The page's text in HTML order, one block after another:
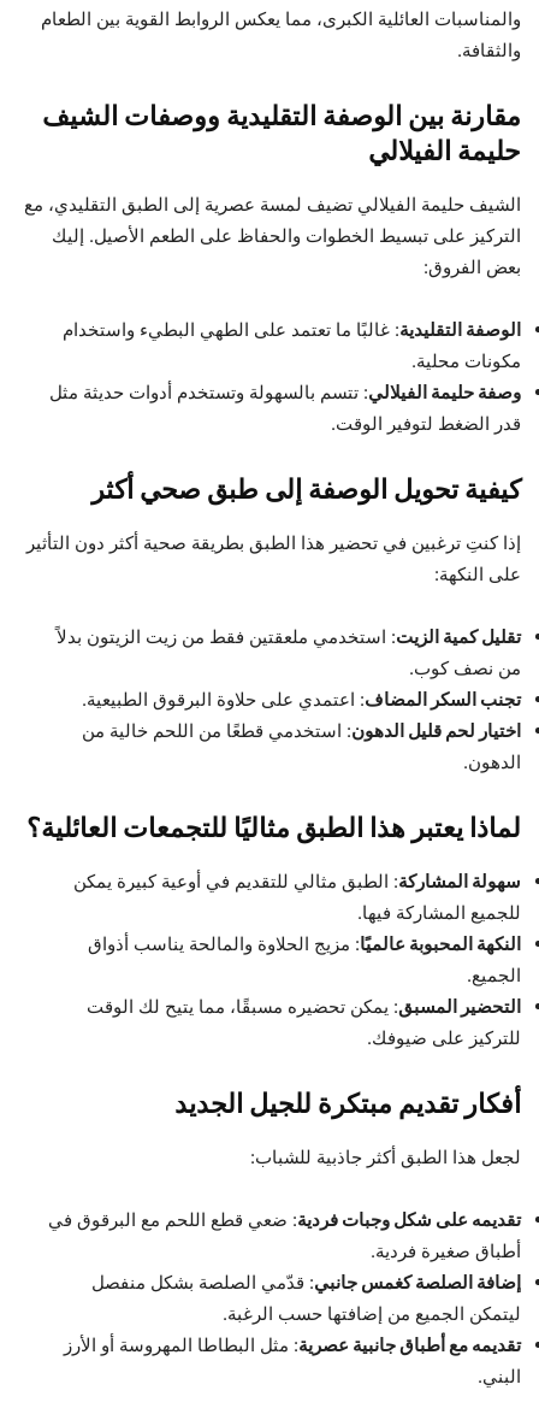
والمناسبات العائلية الكبرى، مما يعكس الروابط القوية بين الطعام
والثقافة.
مقارنة بين الوصفة التقليدية ووصفات الشيف
حليمة الفيلالي
الشيف حليمة الفيلالي تضيف لمسة عصرية إلى الطبق التقليدي، مع
التركيز على تبسيط الخطوات والحفاظ على الطعم الأصيل. إليك
بعض الفروق:
الوصفة التقليدية: غالبًا ما تعتمد على الطهي البطيء واستخدام
مكونات محلية.
وصفة حليمة الفيلالي: تتسم بالسهولة وتستخدم أدوات حديثة مثل
قدر الضغط لتوفير الوقت.
كيفية تحويل الوصفة إلى طبق صحي أكثر
إذا كنتِ ترغبين في تحضير هذا الطبق بطريقة صحية أكثر دون التأثير
على النكهة:
تقليل كمية الزيت: استخدمي ملعقتين فقط من زيت الزيتون بدلاً
من نصف كوب.
تجنب السكر المضاف: اعتمدي على حلاوة البرقوق الطبيعية.
اختيار لحم قليل الدهون: استخدمي قطعًا من اللحم خالية من
الدهون.
لماذا يعتبر هذا الطبق مثاليًا للتجمعات العائلية؟
سهولة المشاركة: الطبق مثالي للتقديم في أوعية كبيرة يمكن
للجميع المشاركة فيها.
النكهة المحبوبة عالميًا: مزيج الحلاوة والمالحة يناسب أذواق
الجميع.
التحضير المسبق: يمكن تحضيره مسبقًا، مما يتيح لك الوقت
للتركيز على ضيوفك.
أفكار تقديم مبتكرة للجيل الجديد
لجعل هذا الطبق أكثر جاذبية للشباب:
تقديمه على شكل وجبات فردية: ضعي قطع اللحم مع البرقوق في
أطباق صغيرة فردية.
إضافة الصلصة كغمس جانبي: قدّمي الصلصة بشكل منفصل
ليتمكن الجميع من إضافتها حسب الرغبة.
تقديمه مع أطباق جانبية عصرية: مثل البطاطا المهروسة أو الأرز
البني.